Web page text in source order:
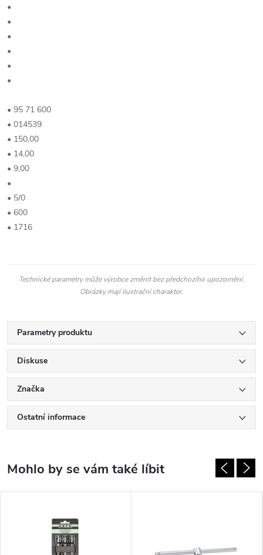
•
•
•
•
•
•
• 95 71 600
• 014539
• 150,00
• 14,00
• 9,00
•
• 5/0
• 600
• 1716
Technické parametry může výrobce změnit bez předchozího upozornění.
Obrázky mají ilustrační charakter.
Parametry produktu
Diskuse
Značka
Ostatní informace